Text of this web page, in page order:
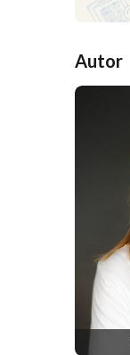
Autor